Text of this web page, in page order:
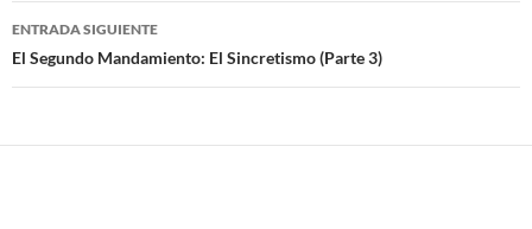
de
entradas
ENTRADA SIGUIENTE
El Segundo Mandamiento: El Sincretismo (Parte 3)